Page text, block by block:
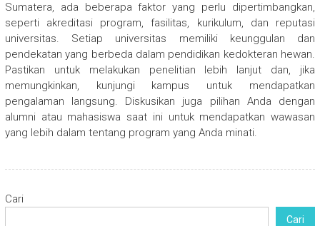
Sumatera, ada beberapa faktor yang perlu dipertimbangkan,
seperti akreditasi program, fasilitas, kurikulum, dan reputasi
universitas. Setiap universitas memiliki keunggulan dan
pendekatan yang berbeda dalam pendidikan kedokteran hewan.
Pastikan untuk melakukan penelitian lebih lanjut dan, jika
memungkinkan, kunjungi kampus untuk mendapatkan
pengalaman langsung. Diskusikan juga pilihan Anda dengan
alumni atau mahasiswa saat ini untuk mendapatkan wawasan
yang lebih dalam tentang program yang Anda minati.
Cari
Cari